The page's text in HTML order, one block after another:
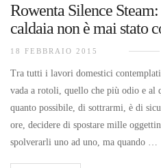
Rowenta Silence
caldaia non è mai stato
18 FEBBRAIO 2015
Tra tutti i lavori domestici
vada a rotoli, quello che più odio e al
quanto possibile, di sottrarmi, è di
ore, decidere di spostare mille
spolverarli uno ad uno, ma quando …